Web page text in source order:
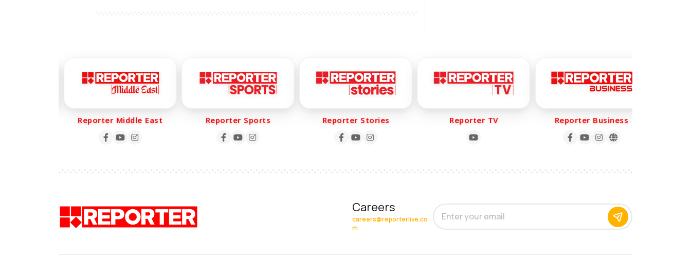
ഐശ്വര്യ രാജൻ
Reporter Middle East Reporter Sports Reporter Stories Reporter TV Reporter Business
Careers
careers@reporterlive.co
m